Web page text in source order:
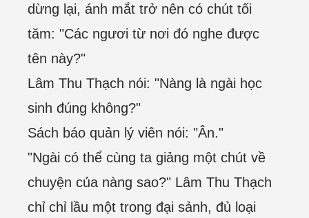
dừng lại, ánh mắt trở nên có chút tối
tăm: "Các ngươi từ nơi đó nghe được
tên này?"
Lâm Thu Thạch nói: "Nàng là ngài học
sinh đúng không?"
Sách báo quản lý viên nói: "Ân."
"Ngài có thể cùng ta giảng một chút về
chuyện của nàng sao?" Lâm Thu Thạch
chỉ chỉ lầu một trong đại sảnh, đủ loại